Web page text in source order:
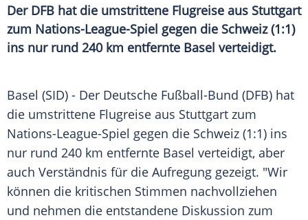
Der DFB hat die umstrittene Flugreise aus Stuttgart
zum Nations-League-Spiel gegen die Schweiz (1:1)
ins nur rund 240 km entfernte Basel verteidigt.
Basel (SID) - Der Deutsche Fußball-Bund (DFB) hat
die umstrittene Flugreise aus Stuttgart zum
Nations-League-Spiel gegen die Schweiz (1:1) ins
nur rund 240 km entfernte Basel verteidigt, aber
auch Verständnis für die Aufregung gezeigt. "Wir
können die kritischen Stimmen nachvollziehen
und nehmen die entstandene Diskussion zum